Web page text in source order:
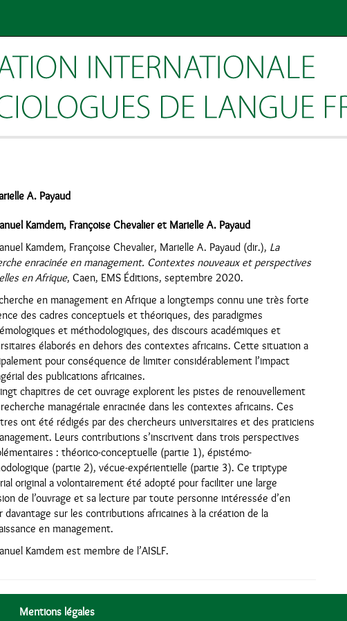
A. Payaud
Kamdem, Françoise Chevalier et Marielle A. Payaud
Kamdem, Françoise Chevalier, Marielle A. Payaud (dir.), La
enracinée en management. Contextes nouveaux et perspectives
en Afrique, Caen, EMS Éditions, septembre 2020.
en management en Afrique a longtemps connu une très forte
des cadres conceptuels et théoriques, des paradigmes
et méthodologiques, des discours académiques et
élaborés en dehors des contextes africains. Cette situation a
pour conséquence de limiter considérablement l’impact
des publications africaines.
chapitres de cet ouvrage explorent les pistes de renouvellement
managériale enracinée dans les contextes africains. Ces
ont été rédigés par des chercheurs universitaires et des praticiens
Leurs contributions s’inscrivent dans trois perspectives
: théorico-conceptuelle (partie 1), épistémo-
(partie 2), vécue-expérientielle (partie 3). Ce triptype
original a volontairement été adopté pour faciliter une large
de l’ouvrage et sa lecture par toute personne intéressée d’en
davantage sur les contributions africaines à la création de la
en management.
Kamdem est membre de l’AISLF.
Mentions légales